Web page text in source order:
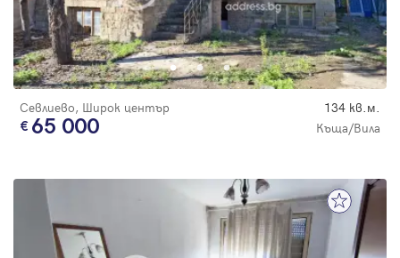
Севлиево, Широк център 134 кв.м.
65 000 Къща/Вила